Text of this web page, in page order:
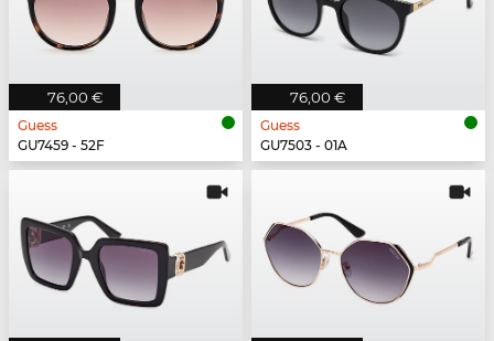
76,00 €
Guess
GU7459 - 52F
76,00 €
Guess
GU7503 - 01A